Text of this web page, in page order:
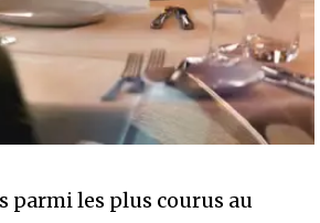
parmi les plus courus au